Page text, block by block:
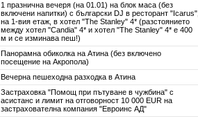
1 празнична вечеря (на 01.01) на блок маса (без
включени напитки) с български DJ в ресторант "Icarus",
на 1-вия етаж, в хотел "The Stanley" 4* (разстоянието
между хотел "Candia" 4* и хотел "The Stanley" 4* e 400
м и се изминава пеш!)
Панорамна обиколка на Атина (без включено
посещение на Акропола)
Вечерна пешеходна разходка в Атина
Застраховка "Помощ при пътуване в чужбина" с
асистанс и лимит на отговорност 10 000 EUR на
застрахователна компания "Евроинс АД"